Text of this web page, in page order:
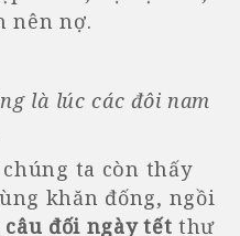
nên nợ.
là lúc các đôi nam
ta còn thấy
khăn đống, ngồi
câu đối ngày tết thư